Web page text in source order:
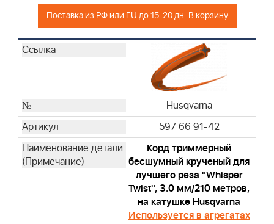
Поставка из РФ или EU до 15-20 дн. В корзину
Husqvarna
597 66 91-42
Корд триммерный
бесшумный крученый для
лучшего реза "Whisper
Twist", 3.0 мм/210 метров,
на катушке Husqvarna
Используется в агрегатах